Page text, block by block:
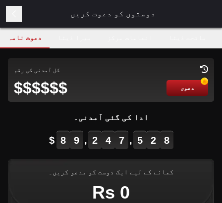
دوستوں کو دعوت کریں
دعوت نامہ
کل آمدنی کی رقم
$$$$$$ دعوی
ادا کی گئی آمدنی۔
$ 8 9 , 2 4 7 , 5 2 8
کمانے کے لیے ایک دوست کو مدعو کریں۔
Rs 0